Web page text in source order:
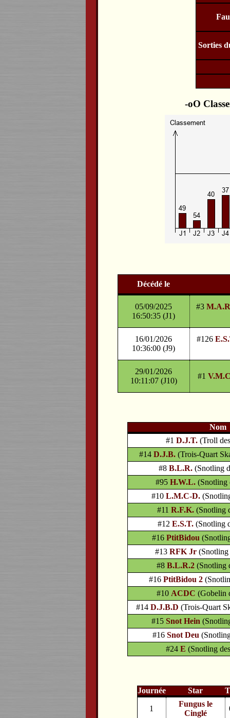
Sorties
Décédé le
05/09/2025
16:50:35 (J1)
#3
16/01/2026
10:36:00 (J9)
#126
29/01/2026
10:11:07 (J10)
#1
Nom
#1 D.J.T. (Troll
#14D.J.B. (Trois-Quart
#8B.L.R. (Snotling
#95H.W.L. (Snotling
#10 L.M.C-D.
#11R.F.K. (Snotling
#12E.S.T. (Snotling
#16 PtitBidou
#13 RFK Jr (Snotling
#8B.L.R.2 (Snotling
#16 PtitBidou 2
#10 ACDC (Gobelin
#14D.J.B.D (Trois-Quart
#15 Snot Hein
#16 Snot Deu
#24 E (Snotling
Journée Star
1
Fungus le
Cinglé